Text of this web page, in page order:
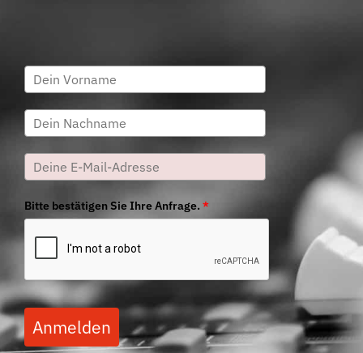
Bitte bestätigen Sie Ihre Anfrage. *
Anmelden